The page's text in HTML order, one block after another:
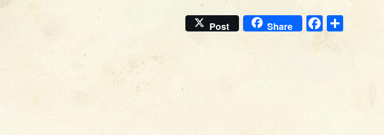
Post Share Facebook